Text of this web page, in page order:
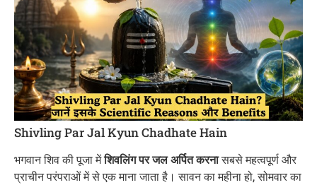
Shivling Par Jal Kyun Chadhate Hain
भगवान शिव की पूजा मेंशिवलिंग पर जल अर्पित करनासबसे महत्वपूर्ण और
प्राचीन परंपराओं में से एक माना जाता है। सावन का महीना हो, सोमवार का